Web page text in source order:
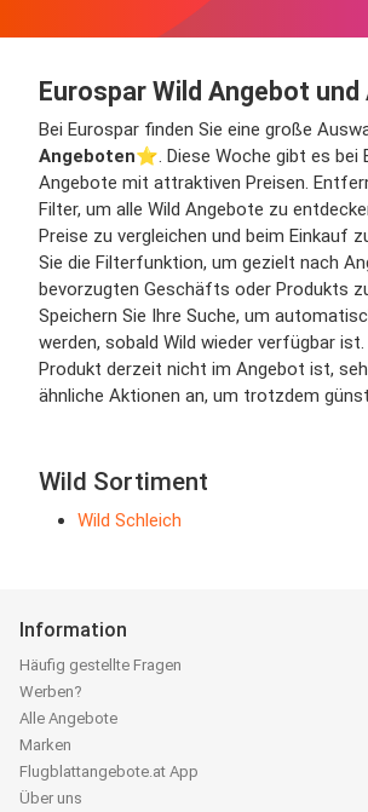
Eurospar Wild Angebot
Bei Eurospar finden Sie eine große
Angeboten⭐️. Diese Woche gibt es bei
Angebote mit attraktiven Preisen.
Filter, um alle Wild Angebote zu
Preise zu vergleichen und beim Einkauf
Sie die Filterfunktion, um gezielt nach
bevorzugten Geschäfts oder Produkts
Speichern Sie Ihre Suche, um
werden, sobald Wild wieder verfügbar ist.
Produkt derzeit nicht im Angebot ist,
ähnliche Aktionen an, um trotzdem
Wild Sortiment
Wild Schleich
Information
Häufig gestellte Fragen
Werben?
Alle Angebote
Marken
Flugblattangebote.at App
Über uns